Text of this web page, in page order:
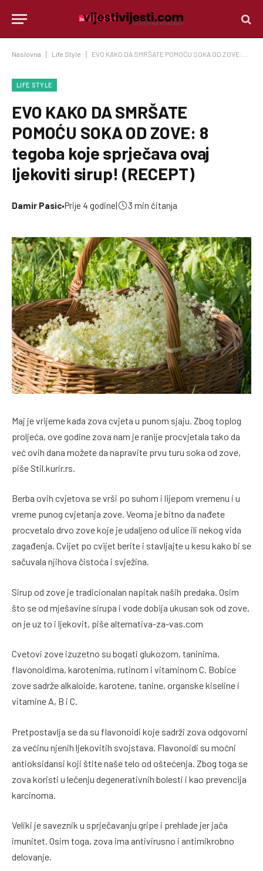
Naslovna Life Style EVO KAKO DA SMRŠATE POMOĆU SOKA OD ZOVE: 8 tegoba koje sprječava ovaj ljekoviti sirup! (RECEPT)
LIFE STYLE
EVO KAKO DA SMRŠATE
POMOĆU SOKA OD ZOVE: 8
tegoba koje sprječava ovaj
ljekoviti sirup! (RECEPT)
Damir Pasic•Prije 4 godine| 3 min čitanja
Maj je vrijeme kada zova cvjeta u punom sjaju. Zbog toplog
proljeća, ove godine zova nam je ranije procvjetala tako da
već ovih dana možete da napravite prvu turu soka od zove,
piše Stil.kurir.rs.
Berba ovih cvjetova se vrši po suhom i lijepom vremenu i u
vreme punog cvjetanja zove. Veoma je bitno da nađete
procvetalo drvo zove koje je udaljeno od ulice ili nekog vida
zagađenja. Cvijet po cvijet berite i stavljajte u kesu kako bi se
sačuvala njihova čistoća i svježina.
Sirup od zove je tradicionalan napitak naših predaka. Osim
što se od mješavine sirupa i vode dobija ukusan sok od zove,
on je uz to i ljekovit, piše alternativa-za-vas.com
Cvetovi zove izuzetno su bogati glukozom, taninima,
flavonoidima, karotenima, rutinom i vitaminom C. Bobice
zove sadrže alkaloide, karotene, tanine, organske kiseline i
vitamine A, B i C.
Pretpostavlja se da su flavonoidi koje sadrži zova odgovorni
za većinu njenih ljekovitih svojstava. Flavonoidi su moćni
antioksidansi koji štite naše telo od oštećenja. Zbog toga se
zova koristi u lečenju degenerativnih bolesti i kao prevencija
karcinoma.
Veliki je saveznik u sprječavanju gripe i prehlade jer jača
imunitet. Osim toga, zova ima antivirusno i antimikrobno
delovanje.